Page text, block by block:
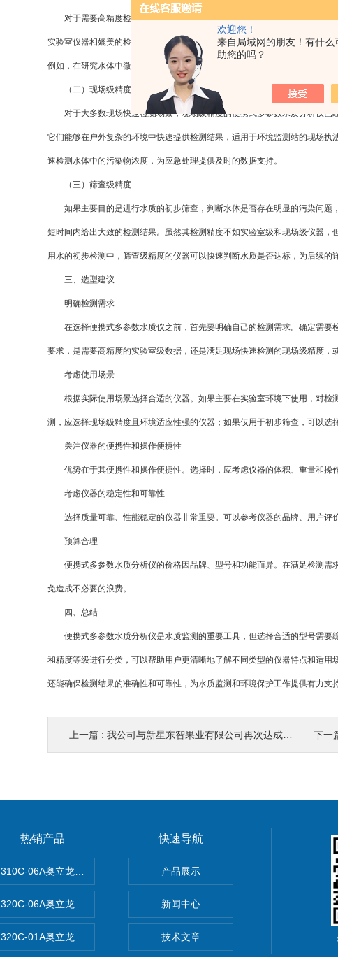
欢迎您！
来自局域网的朋友！有什么
助您的吗？
对于需要高精度检测的场景，如科研实验、水质认证等，应选择实验室级
实验室仪器相媲美的检测精度。虽然其价格相对较高，但在需要高精度数据
例如，在研究水体中微量污染物的长期变化趋势时，高精度的检测仪器能够确
（二）现场级精度
对于大多数现场快速检测场景，现场级精度的便携式多参数水质分析仪已
它们能够在户外复杂的环境中快速提供检测结果，适用于环境监测站的现场
速检测水体中的污染物浓度，为应急处理提供及时的数据支持。
（三）筛查级精度
如果主要目的是进行水质的初步筛查，判断水体是否存在明显的污染问题
短时间内给出大致的检测结果。虽然其检测精度不如实验室级和现场级仪器
用水的初步检测中，筛查级精度的仪器可以快速判断水质是否达标，为后续的
三、选型建议
明确检测需求
在选择便携式多参数水质仪之前，首先要明确自己的检测需求。确定需要
要求，是需要高精度的实验室级数据，还是满足现场快速检测的现场级精度，
考虑使用场景
根据实际使用场景选择合适的仪器。如果主要在实验室环境下使用，对检
测，应选择现场级精度且环境适应性强的仪器；如果仅用于初步筛查，可以选
关注仪器的便携性和操作便捷性
优势在于其便携性和操作便捷性。选择时，应考虑仪器的体积、重量和操
考虑仪器的稳定性和可靠性
选择质量可靠、性能稳定的仪器非常重要。可以参考仪器的品牌、用户评价
预算合理
便携式多参数水质分析仪的价格因品牌、型号和功能而异。在满足检测需
免造成不必要的浪费。
四、总结
便携式多参数水质分析仪是水质监测的重要工具，但选择合适的型号需要
和精度等级进行分类，可以帮助用户更清晰地了解不同类型的仪器特点和适
还能确保检测结果的准确性和可靠性，为水质监测和环境保护工作提供有力支持
上一篇 : 我公司与新星东智果业有限公司再次达成合作 下一
热销产品
310C-06A奥立龙实验室台式纯水电导率套装
320C-06A奥立龙实验室便携式电导率
320C-01A奥立龙实验室便携式电导率套装
快速导航
产品展示
新闻中心
技术文章